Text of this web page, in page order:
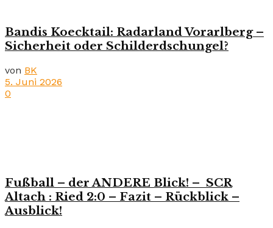
Bandis Koecktail: Radarland Vorarlberg –
Sicherheit oder Schilderdschungel?
von BK
5. Juni 2026
0
Fußball – der ANDERE Blick! – SCR
Altach : Ried 2:0 – Fazit – Rückblick –
Ausblick!